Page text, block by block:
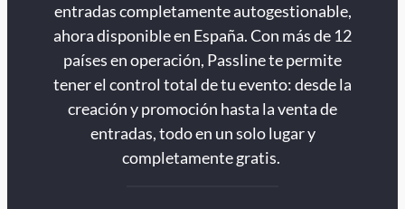
entradas completamente autogestionable,
ahora disponible en España. Con más de 12
países en operación, Passline te permite
tener el control total de tu evento: desde la
creación y promoción hasta la venta de
entradas, todo en un solo lugar y
completamente gratis.